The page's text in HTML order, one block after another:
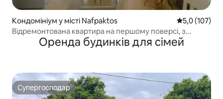
Кондомініум у місті Nafpaktos Середня
5,0 (107)
Відремонтована квартира на першому поверсі, з
боковими стінами, площею 85 кв. м
Оренда будинків для сімей
Супергосподар
Супергосподар